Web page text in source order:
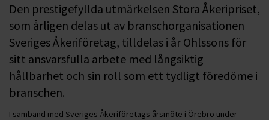
Den prestigefyllda utmärkelsen Stora Åkeripriset,
som årligen delas ut av branschorganisationen
Sveriges Åkeriföretag, tilldelas i år Ohlssons för
sitt ansvarsfulla arbete med långsiktig
hållbarhet och sin roll som ett tydligt föredöme i
branschen.
I samband med Sveriges Åkeriföretags årsmöte i Örebro under